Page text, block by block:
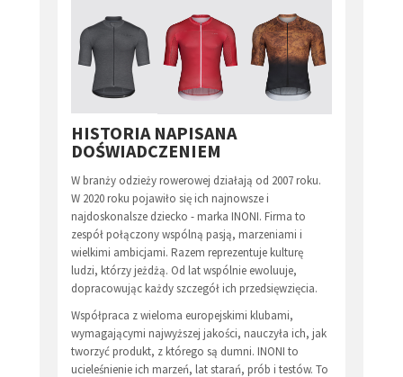
HISTORIA NAPISANA
DOŚWIADCZENIEM
W branży odzieży rowerowej działają od 2007 roku.
W 2020 roku pojawiło się ich najnowsze i
najdoskonalsze dziecko - marka INONI. Firma to
zespół połączony wspólną pasją, marzeniami i
wielkimi ambicjami. Razem reprezentuje kulturę
ludzi, którzy jeżdżą. Od lat wspólnie ewoluuje,
dopracowując każdy szczegół ich przedsięwzięcia.
Współpraca z wieloma europejskimi klubami,
wymagającymi najwyższej jakości, nauczyła ich, jak
tworzyć produkt, z którego są dumni. INONI to
ucieleśnienie ich marzeń, lat starań, prób i testów. To